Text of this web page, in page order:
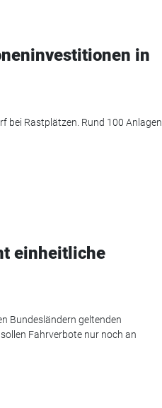
in
bei Rastplätzen. Rund 100 Anlagen
einheitliche
Bundesländern geltenden
Fahrverbote nur noch an